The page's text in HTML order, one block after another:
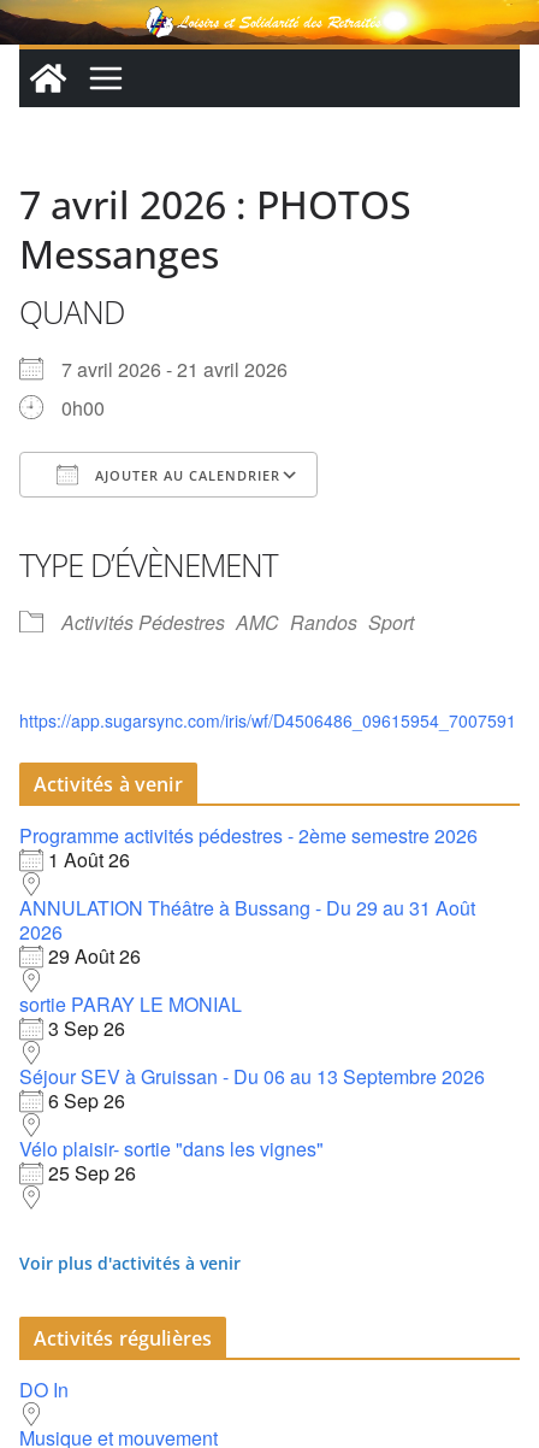
Passer
au
contenu
7 avril 2026 : PHOTOS
Messanges
QUAND
7 avril 2026 - 21 avril 2026
0h00
AJOUTER AU CALENDRIER
TYPE D’ÉVÈNEMENT
Activités Pédestres AMC Randos Sport
https://app.sugarsync.com/iris/wf/D4506486_09615954_7007591
Activités à venir
Programme activités pédestres - 2ème semestre 2026
1 Août 26
ANNULATION Théâtre à Bussang - Du 29 au 31 Août
2026
29 Août 26
sortie PARAY LE MONIAL
3 Sep 26
Séjour SEV à Gruissan - Du 06 au 13 Septembre 2026
6 Sep 26
Vélo plaisir- sortie "dans les vignes"
25 Sep 26
Voir plus d'activités à venir
Activités régulières
DO In
Musique et mouvement